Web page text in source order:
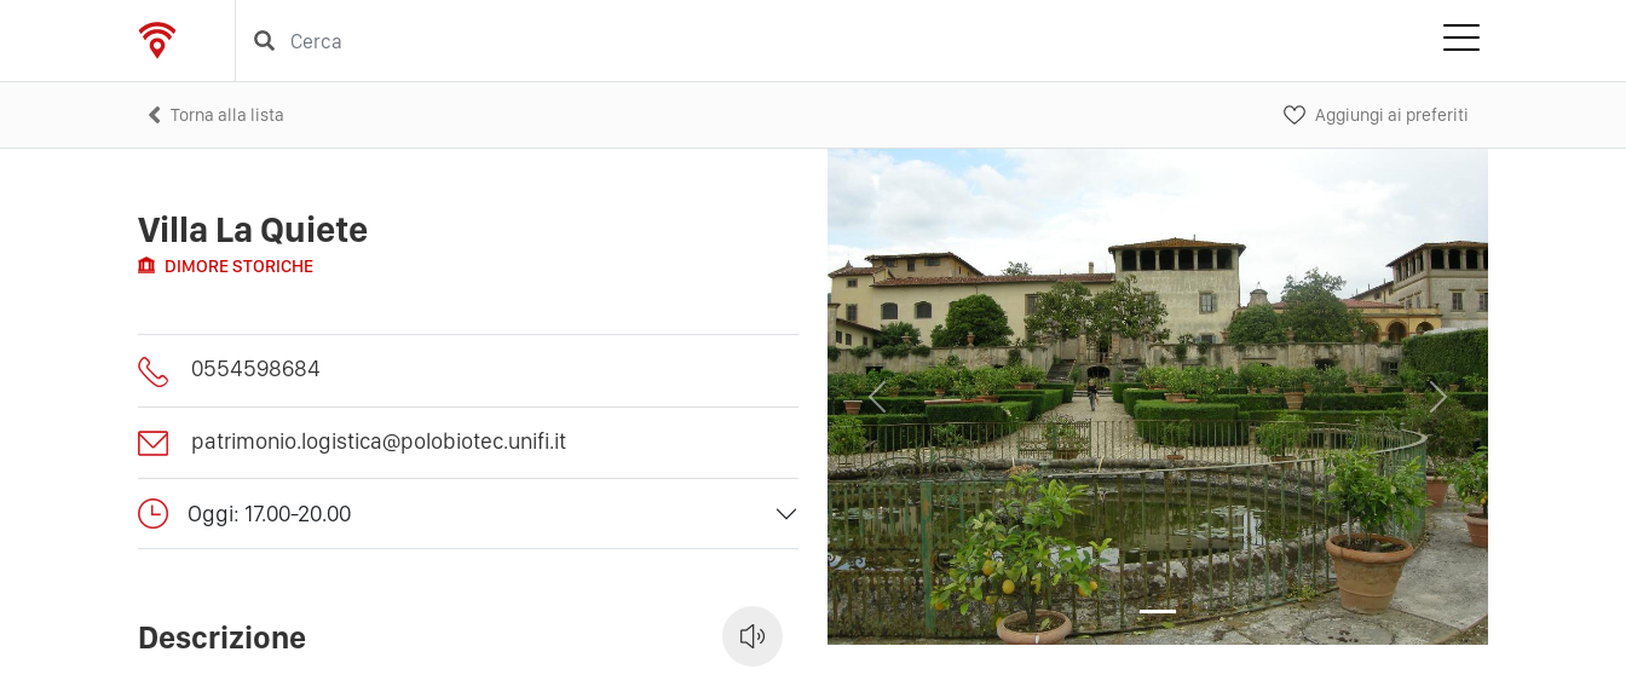
Torna alla lista Aggiungi ai preferiti
Villa La Quiete
DIMORE STORICHE
0554598684
patrimonio.logistica@polobiotec.unifi.it
Oggi: 17.00-20.00
Descrizione
Previous Next